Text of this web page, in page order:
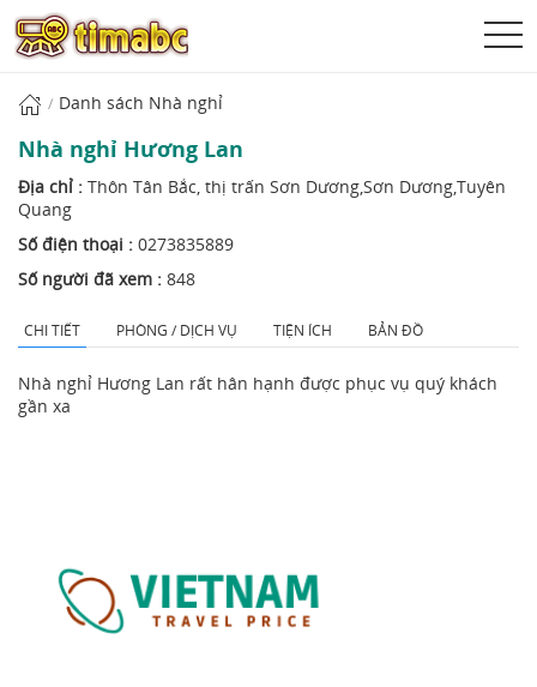
Danh sách Nhà nghỉ
Nhà nghỉ Hương Lan
Địa chỉ : Thôn Tân Bắc, thị trấn Sơn Dương,Sơn Dương,Tuyên
Quang
Số điện thoại : 0273835889
Số người đã xem : 848
CHI TIẾT PHÒNG / DỊCH VỤ TIỆN ÍCH BẢN ĐỒ
Nhà nghỉ Hương Lan rất hân hạnh được phục vụ quý khách
gần xa